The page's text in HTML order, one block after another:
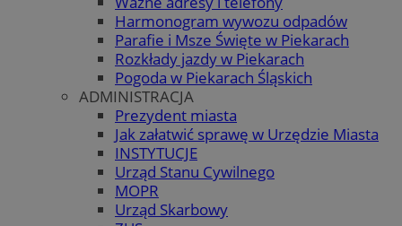
Harmonogram wywozu odpadów
Parafie i Msze Święte w Piekarach
Rozkłady jazdy w Piekarach
Pogoda w Piekarach Śląskich
ADMINISTRACJA
Prezydent miasta
Jak załatwić sprawę w Urzędzie Miasta
INSTYTUCJE
Urząd Stanu Cywilnego
MOPR
Urząd Skarbowy